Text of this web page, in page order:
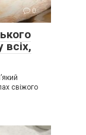
0
всіх,
свіжого